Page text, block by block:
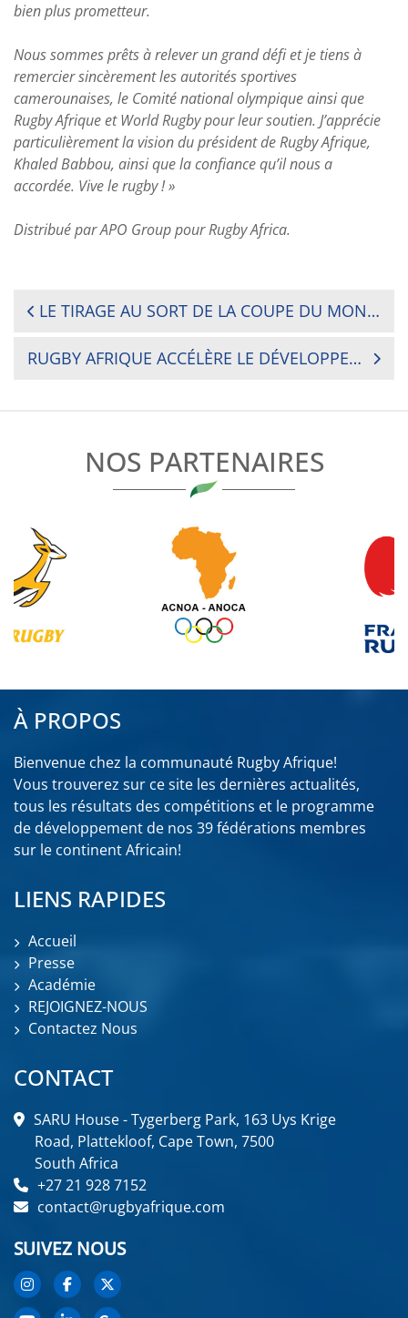
bien plus prometteur.
Nous sommes prêts à relever un grand défi et je tiens à
remercier sincèrement les autorités sportives
camerounaises, le Comité national olympique ainsi que
Rugby Afrique et World Rugby pour leur soutien. J’apprécie
particulièrement la vision du président de Rugby Afrique,
Khaled Babbou, ainsi que la confiance qu’il nous a
accordée. Vive le rugby ! »
Distribué par APO Group pour Rugby Africa.
NAVIGATION
LE TIRAGE AU SORT DE LA COUPE DU MONDE DE RUGBY 2021 AURA BIEN LIEU LE 20 NOVEMBRE
RUGBY AFRIQUE ACCÉLÈRE LE DÉVELOPPEMENT DU LEADERSHIP FÉMININ AVEC L’OCTROI DE BOURSES DESTINÉES AUX DIRIGEANTES
NOS PARTENAIRES
À PROPOS
Bienvenue chez la communauté Rugby Afrique!
Vous trouverez sur ce site les dernières actualités,
tous les résultats des compétitions et le programme
de développement de nos 39 fédérations membres
sur le continent Africain!
LIENS RAPIDES
Accueil
Presse
Académie
REJOIGNEZ-NOUS
Contactez Nous
CONTACT
SARU House - Tygerberg Park, 163 Uys Krige
Road, Plattekloof, Cape Town, 7500
South Africa
+27 21 928 7152
contact@rugbyafrique.com
SUIVEZ NOUS